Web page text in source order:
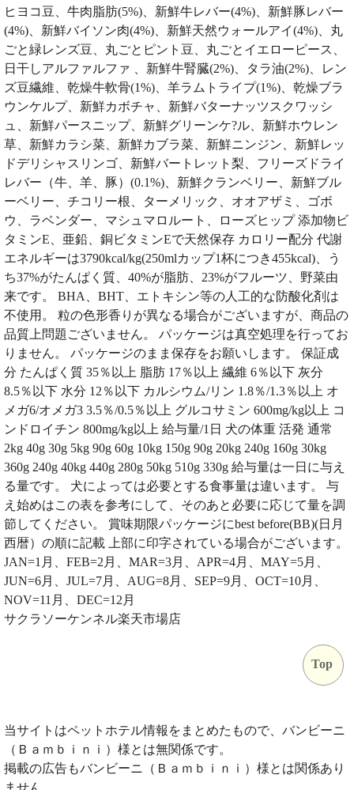
ヒヨコ豆、牛肉脂肪(5%)、新鮮牛レバー(4%)、新鮮豚レバー
(4%)、新鮮バイソン肉(4%)、新鮮天然ウォールアイ(4%)、丸
ごと緑レンズ豆、丸ごとピント豆、丸ごとイエローピース、
日干しアルファルファ 、新鮮牛腎臓(2%)、タラ油(2%)、レン
ズ豆繊維、乾燥牛軟骨(1%)、羊ラムトライプ(1%)、乾燥ブラ
ウンケルプ、新鮮カボチャ、新鮮バターナッツスクワッシ
ュ、新鮮パースニップ、新鮮グリーンケ?ル、新鮮ホウレン
草、新鮮カラシ菜、新鮮カブラ菜、新鮮ニンジン、新鮮レッ
ドデリシャスリンゴ、新鮮バートレット梨、フリーズドライ
レバー（牛、羊、豚）(0.1%)、新鮮クランベリー、新鮮ブル
ーベリー、チコリー根、ターメリック、オオアザミ、ゴボ
ウ、ラベンダー、マシュマロルート、ローズヒップ 添加物ビ
タミンE、亜鉛、銅ビタミンEで天然保存 カロリー配分 代謝
エネルギーは3790kcal/kg(250mlカップ1杯につき455kcal)、う
ち37%がたんぱく質、40%が脂肪、23%がフルーツ、野菜由
来です。 BHA、BHT、エトキシン等の人工的な防酸化剤は
不使用。 粒の色形香りが異なる場合がございますが、商品の
品質上問題ございません。 パッケージは真空処理を行ってお
りません。 パッケージのまま保存をお願いします。 保証成
分 たんぱく質 35％以上 脂肪 17％以上 繊維 6％以下 灰分
8.5％以下 水分 12％以下 カルシウム/リン 1.8％/1.3％以上 オ
メガ6/オメガ3 3.5％/0.5％以上 グルコサミン 600mg/kg以上 コ
ンドロイチン 800mg/kg以上 給与量/1日 犬の体重 活発 通常
2kg 40g 30g 5kg 90g 60g 10kg 150g 90g 20kg 240g 160g 30kg
360g 240g 40kg 440g 280g 50kg 510g 330g 給与量は一日に与え
る量です。 犬によっては必要とする食事量は違います。 与
え始めはこの表を参考にして、そのあと必要に応じて量を調
節してください。 賞味期限パッケージにbest before(BB)(日月
西暦）の順に記載 上部に印字されている場合がございます。
JAN=1月、FEB=2月、MAR=3月、APR=4月、MAY=5月、
JUN=6月、JUL=7月、AUG=8月、SEP=9月、OCT=10月、
NOV=11月、DEC=12月
サクラソーケンネル楽天市場店
Top
当サイトはペットホテル情報をまとめたもので、バンビーニ
（Ｂａｍｂｉｎｉ）様とは無関係です。
掲載の広告もバンビーニ（Ｂａｍｂｉｎｉ）様とは関係あり
ません。